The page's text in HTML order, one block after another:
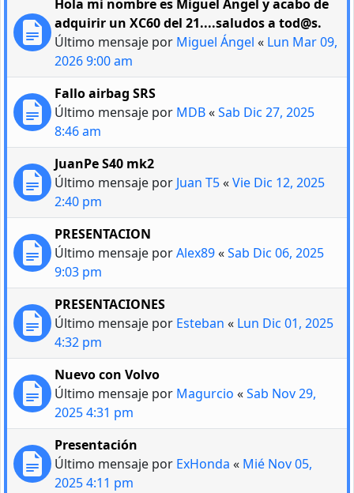
Hola mi nombre es Miguel Ángel y acabo de
adquirir un XC60 del 21....saludos a tod@s.
Último mensaje por Miguel Ángel « Lun Mar 09,
2026 9:00 am
Fallo airbag SRS
Último mensaje por MDB«Sab Dic 27, 2025
8:46 am
JuanPe S40 mk2
Último mensaje por Juan T5«Vie Dic 12, 2025
2:40 pm
PRESENTACION
Último mensaje porAlex89«Sab Dic 06, 2025
9:03 pm
PRESENTACIONES
Último mensaje por Esteban « Lun Dic 01, 2025
4:32 pm
Nuevo con Volvo
Último mensaje por Magurcio «Sab Nov 29,
2025 4:31 pm
Presentación
Último mensaje por ExHonda « Mié Nov 05,
2025 4:11 pm